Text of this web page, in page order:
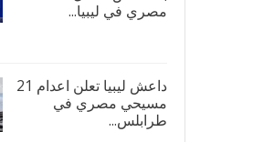
مصري في ليبيا...
داعش ليبيا تعلن اعدام 21
مسيحي مصري في
طرابلس...